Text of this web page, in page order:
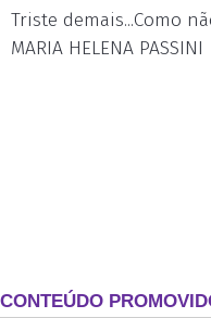
Triste demais...Como
MARIA HELENA PASSINI